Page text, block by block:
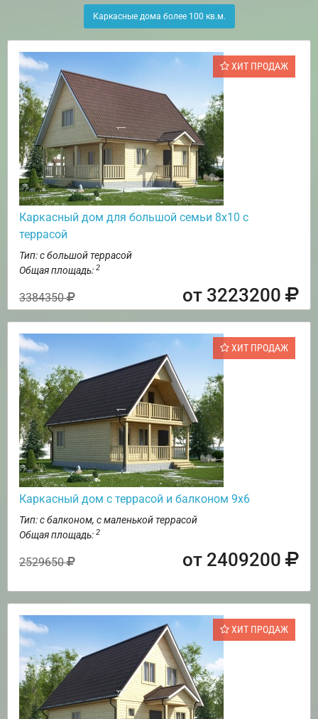
Каркасные дома более 100 кв.м.
ХИТ ПРОДАЖ
Каркасный дом для большой семьи 8х10 с
террасой
Тип: с большой террасой
Общая площадь: 2
3384350 от 3223200
ХИТ ПРОДАЖ
Каркасный дом с террасой и балконом 9х6
Тип: с балконом, с маленькой террасой
Общая площадь: 2
2529650 от 2409200
ХИТ ПРОДАЖ